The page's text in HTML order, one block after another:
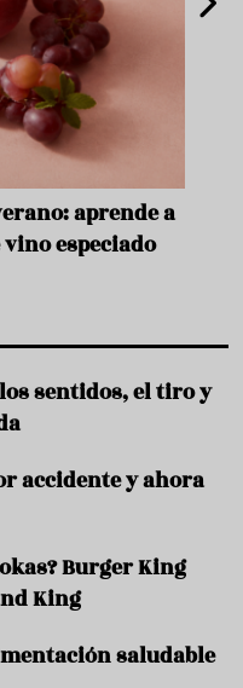
aprende a
especiado
sentidos, el tiro y
accidente y ahora
Burger King
King
saludable